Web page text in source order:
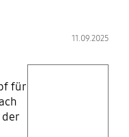
11.09.2025
für